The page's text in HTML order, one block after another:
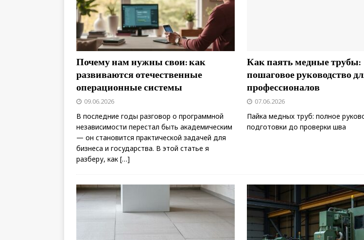
Почему нам нужны свои: как
развиваются отечественные
операционные системы
09.06.2026
В последние годы разговор о программной
независимости перестал быть академическим
— он становится практической задачей для
бизнеса и государства. В этой статье я
разберу, как […]
Как паять медные трубы:
пошаговое руководство
профессионалов
07.06.2026
Пайка медных труб: полное
подготовки до проверки шва